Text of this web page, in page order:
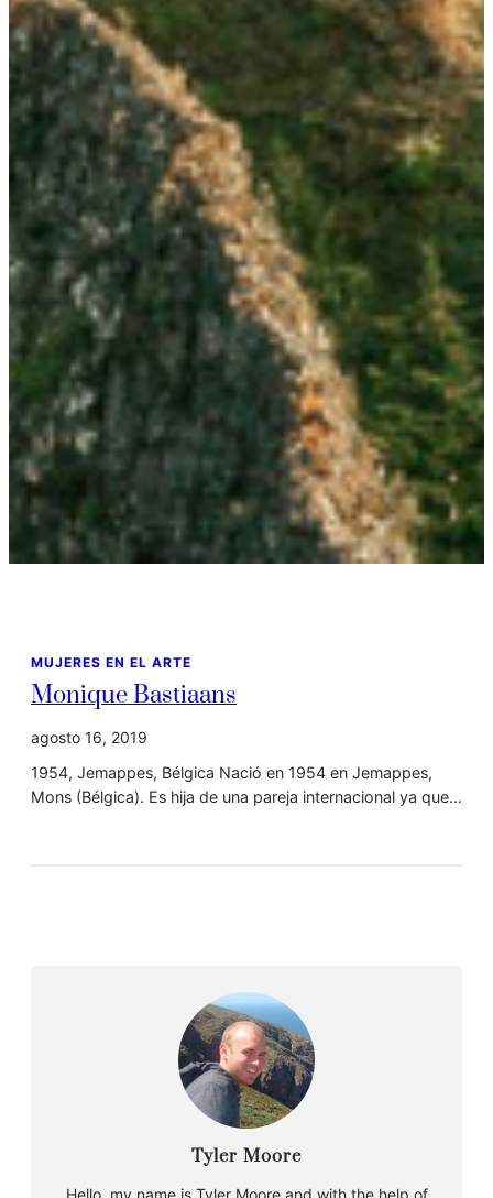
MUJERES EN EL ARTE
Monique Bastiaans
agosto 16, 2019
1954, Jemappes, Bélgica Nació en 1954 en Jemappes,
Mons (Bélgica). Es hija de una pareja internacional ya que…
Tyler Moore